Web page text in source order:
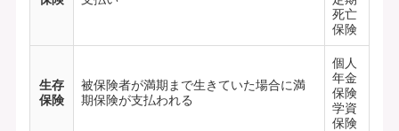
死亡
保険
生存
保険
被保険者が満期まで生きていた場合に満
期保険が支払われる
個人
年金
保険
学資
保険